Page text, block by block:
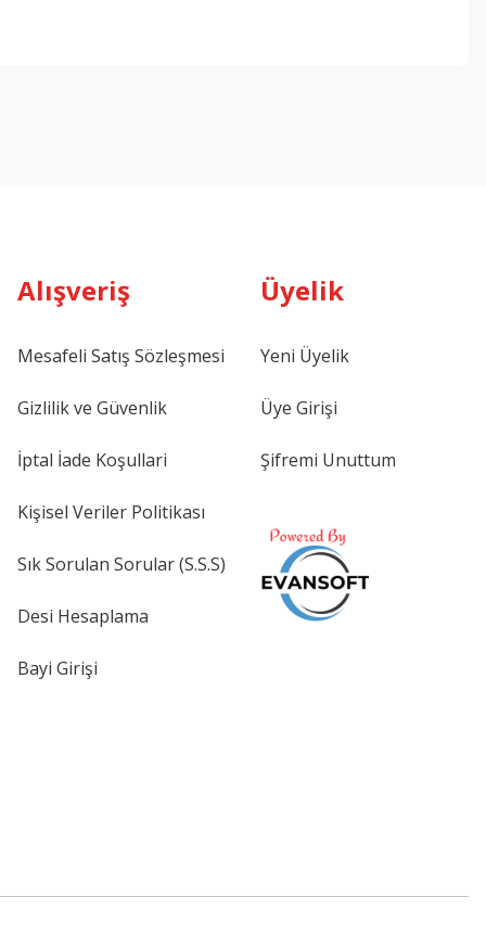
Alışveriş
Mesafeli Satış Sözleşmesi
Gizlilik ve Güvenlik
İptal İade Koşullari
Kişisel Veriler Politikası
Sık Sorulan Sorular (S.S.S)
Desi Hesaplama
Bayi Girişi
Üyelik
Yeni Üyelik
Üye Girişi
Şifremi Unuttum